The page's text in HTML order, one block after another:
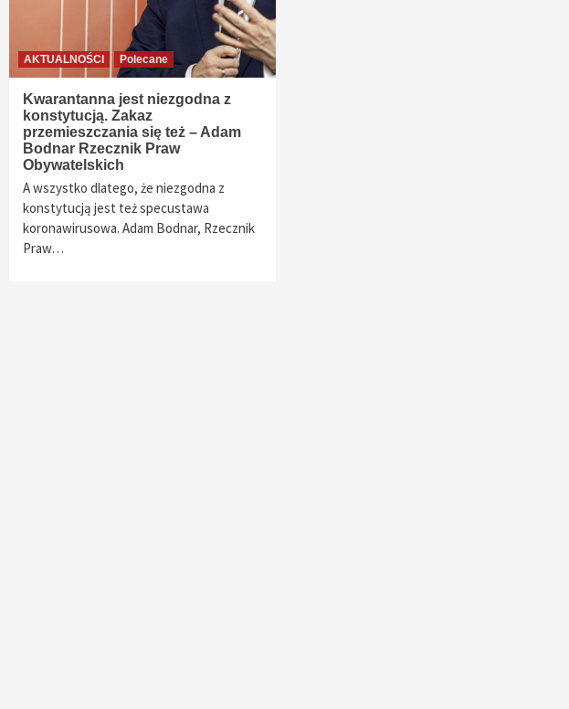
AKTUALNOŚCI Polecane
Kwarantanna jest niezgodna z
konstytucją. Zakaz
przemieszczania się też – Adam
Bodnar Rzecznik Praw
Obywatelskich
A wszystko dlatego, że niezgodna z
konstytucją jest też specustawa
koronawirusowa. Adam Bodnar, Rzecznik
Praw…